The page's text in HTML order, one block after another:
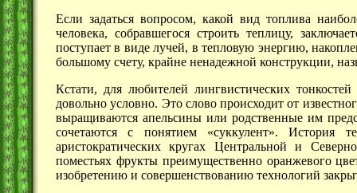
Если задаться вопросом, какой вид топлива
человека, собравшегося строить теплицу,
поступает в виде лучей, в тепловую энергию,
большому счету, крайне ненадежной конструкции,
Кстати, для любителей лингвистических
довольно условно. Это слово происходит от
выращиваются апельсины или родственные им
сочетаются с понятием «суккулент». История
аристократических кругах Центральной и
поместьях фрукты преимущественно оранжевого
изобретению и совершенствованию технологий